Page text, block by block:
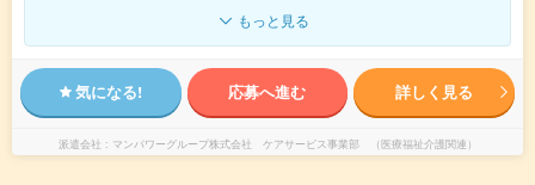
もっと見る
気になる! 応募へ進む 詳しく見る
派遣会社 マンパワーグループ株式会社 ケアサービス事業部 （医療福祉介護関連）